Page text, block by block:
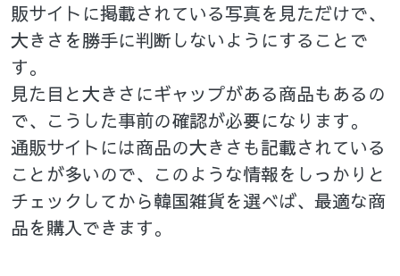
販サイトに掲載されている写真を見ただけで、
大きさを勝手に判断しないようにすることで
す。
見た目と大きさにギャップがある商品もあるの
で、こうした事前の確認が必要になります。
通販サイトには商品の大きさも記載されている
ことが多いので、このような情報をしっかりと
チェックしてから韓国雑貨を選べば、最適な商
品を購入できます。